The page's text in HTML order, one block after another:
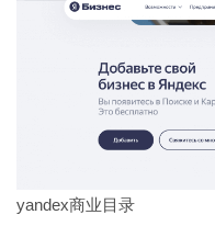
yandex商业目录